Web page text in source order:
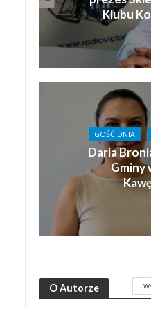
Klubu
GOŚĆ DNIA
Daria
Gminy
O Autorze